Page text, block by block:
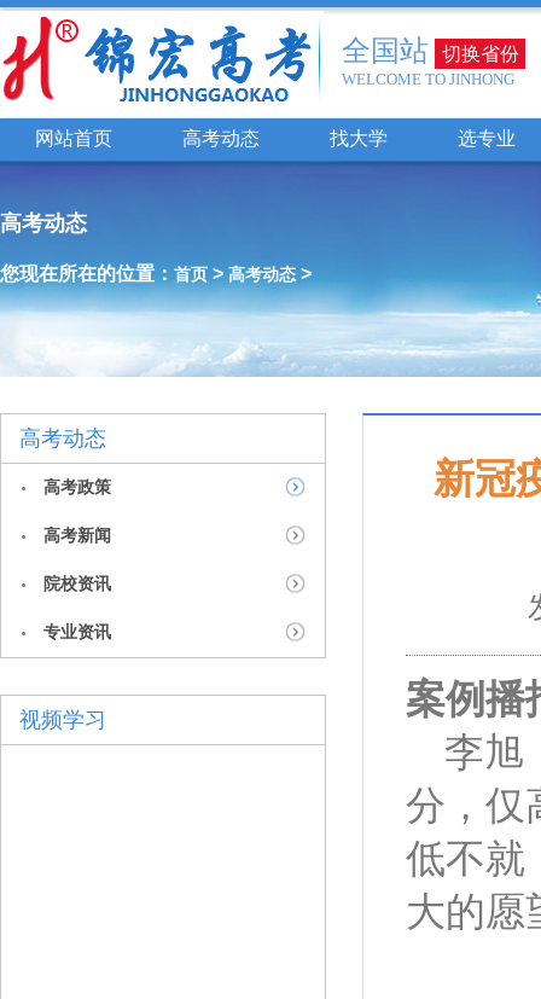
全国站 切换省份
WELCOME TO JINHONG
网站首页 高考动态 找大学 选专业
高考动态
您现在所在的位置： 首页 > 高考动态 >
高考动态
高考政策
高考新闻
院校资讯
专业资讯
视频学习
新冠
案例播
李旭
分，仅
低不就
大的愿